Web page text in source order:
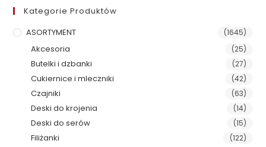
Kategorie Produktów
ASORTYMENT
(1645)
Akcesoria (25)
Butelki i dzbanki (27)
Cukiernice i mleczniki (42)
Czajniki (63)
Deski do krojenia (14)
Deski do serów (15)
Filiżanki (122)